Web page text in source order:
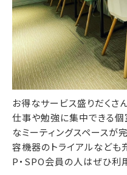
お得なサービス盛りだくさん
仕事や勉強に集中できる個
なミーティングスペースが
容機器のトライアルなども
P・SPO会員の人はぜひ利